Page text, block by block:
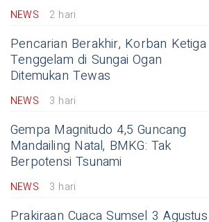
NEWS 2 hari
Pencarian Berakhir, Korban Ketiga
Tenggelam di Sungai Ogan
Ditemukan Tewas
NEWS 3 hari
Gempa Magnitudo 4,5 Guncang
Mandailing Natal, BMKG: Tak
Berpotensi Tsunami
NEWS 3 hari
Prakiraan Cuaca Sumsel 3 Agustus